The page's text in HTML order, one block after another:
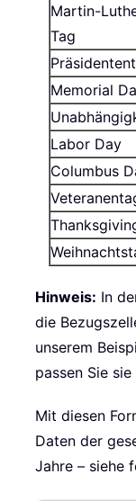
Martin-
Tag
Memorial
Labor Day
Columbus
Hinweis: In
die
unserem
passen Sie
Mit diesen
Daten der
Jahre – siehe